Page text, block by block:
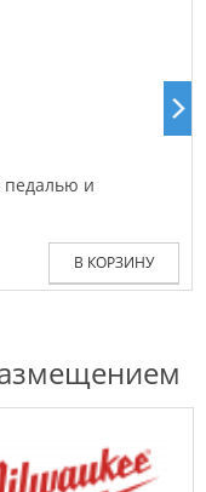
педалью и
В КОРЗИНУ